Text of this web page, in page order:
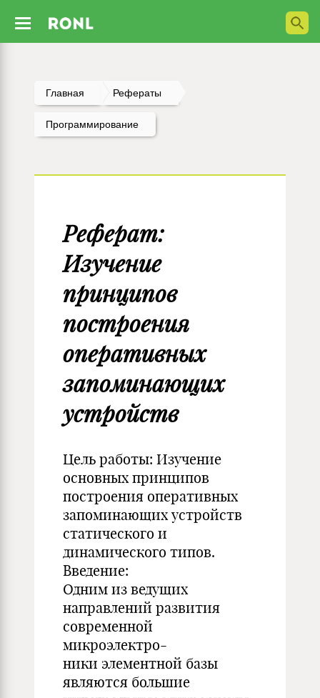
Главная Рефераты
Программирование
Реферат:
Изучение
принципов
построения
оперативных
запоминающих
устройств
Цель работы: Изучение
основных принципов
построения оперативных
запоминающих устройств
статического и
динамического типов.
Введение:
Одним из ведущих
направлений развития
современной
микроэлектро-
ники элементной базы
являются большие